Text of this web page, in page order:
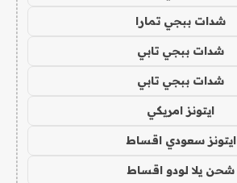
شدات ببجي تمارا
شدات ببجي تابي
شدات ببجي تابي
ايتونز امريكي
ايتونز سعودي اقساط
شحن يلا لودو اقساط